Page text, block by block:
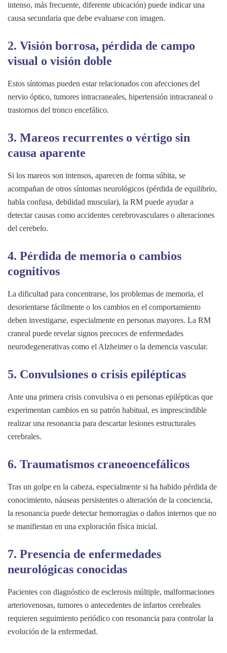
intenso, más frecuente, diferente ubicación) puede indicar una
causa secundaria que debe evaluarse con imagen.
2. Visión borrosa, pérdida de campo
visual o visión doble
Estos síntomas pueden estar relacionados con afecciones del
nervio óptico, tumores intracraneales, hipertensión intracraneal o
trastornos del tronco encefálico.
3. Mareos recurrentes o vértigo sin
causa aparente
Si los mareos son intensos, aparecen de forma súbita, se
acompañan de otros síntomas neurológicos (pérdida de equilibrio,
habla confusa, debilidad muscular), la RM puede ayudar a
detectar causas como accidentes cerebrovasculares o alteraciones
del cerebelo.
4. Pérdida de memoria o cambios
cognitivos
La dificultad para concentrarse, los problemas de memoria, el
desorientarse fácilmente o los cambios en el comportamiento
deben investigarse, especialmente en personas mayores. La RM
craneal puede revelar signos precoces de enfermedades
neurodegenerativas como el Alzheimer o la demencia vascular.
5. Convulsiones o crisis epilépticas
Ante una primera crisis convulsiva o en personas epilépticas que
experimentan cambios en su patrón habitual, es imprescindible
realizar una resonancia para descartar lesiones estructurales
cerebrales.
6. Traumatismos craneoencefálicos
Tras un golpe en la cabeza, especialmente si ha habido pérdida de
conocimiento, náuseas persistentes o alteración de la conciencia,
la resonancia puede detectar hemorragias o daños internos que no
se manifiestan en una exploración física inicial.
7. Presencia de enfermedades
neurológicas conocidas
Pacientes con diagnóstico de esclerosis múltiple, malformaciones
arteriovenosas, tumores o antecedentes de infartos cerebrales
requieren seguimiento periódico con resonancia para controlar la
evolución de la enfermedad.